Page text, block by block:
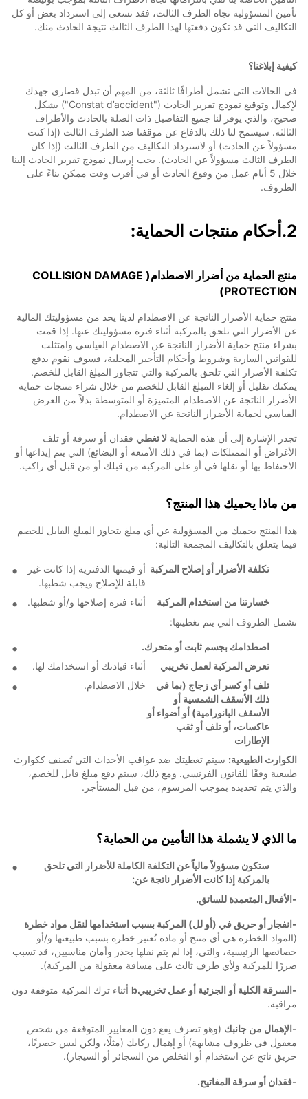
تأمين المسؤولية تجاه الطرف الثالث، فقد تسعى إلى استرداد بعض أو كل
التكاليف التي قد تكون دفعتها لهذا الطرف الثالث نتيجة الحادث منك.
كيفية إبلاغنا؟
في الحالات التي تشمل أطرافًا ثالثة، من المهم أن تبذل قصارى جهدك
لإكمال وتوقيع نموذج تقرير الحادث ("Constat d’accident") بشكل
صحيح، والذي يوفر لنا جميع التفاصيل ذات الصلة بالحادث والأطراف
الثالثة. سيسمح لنا ذلك بالدفاع عن موقفنا ضد الطرف الثالث (إذا كنت
مسؤولاً عن الحادث) أو لاسترداد التكاليف من الطرف الثالث (إذا كان
الطرف الثالث مسؤولاً عن الحادث). يجب إرسال نموذج تقرير الحادث إلينا
خلال 5 أيام عمل من وقوع الحادث أو في أقرب وقت ممكن بناءً على
الظروف.
2. أحكام منتجات الحماية:
منتج الحماية من أضرار الاصطدام( COLLISION DAMAGE
PROTECTION
)
منتج حماية الأضرار الناتجة عن الاصطدام لدينا يحد من مسؤوليتك المالية
عن الأضرار التي تلحق بالمركبة أثناء فترة مسؤوليتك عنها. إذا قمت
بشراء منتج حماية الأضرار الناتجة عن الاصطدام القياسي وامتثلت
للقوانين السارية وشروط وأحكام التأجير المحلية، فسوف نقوم بدفع
تكلفة الأضرار التي تلحق بالمركبة والتي تتجاوز المبلغ القابل للخصم.
يمكنك تقليل أو إلغاء المبلغ القابل للخصم من خلال شراء منتجات حماية
الأضرار الناتجة عن الاصطدام المتميزة أو المتوسطة بدلاً من العرض
القياسي لحماية الأضرار الناتجة عن الاصطدام.
تجدر الإشارة إلى أن هذه الحماية لا تغطي فقدان أو سرقة أو تلف
الأغراض أو الممتلكات (بما في ذلك الأمتعة أو البضائع) التي يتم إيداعها أو
الاحتفاظ بها أو نقلها في أو على المركبة من قبلك أو من قبل أي راكب.
من ماذا يحميك هذا المنتج؟
هذا المنتج يحميك من المسؤولية عن أي مبلغ يتجاوز المبلغ القابل للخصم
فيما يتعلق بالتكاليف المجمعة التالية:
تكلفة الأضرار أو إصلاح المركبة أو قيمتها الدفترية إذا كانت غير
قابلة للإصلاح ويجب شطبها.
خسارتنا من استخدام المركبة
أثناء فترة إصلاحها و/أو شطبها.
تشمل الظروف التي يتم تغطيتها:
اصطدامك بجسم ثابت أو متحرك.
تعرض المركبة لعمل تخريبي
أثناء قيادتك أو استخدامك لها.
تلف أو كسر أي زجاج (بما في
ذلك الأسقف الشمسية أو
الأسقف البانورامية) أو أضواء أو
عاكسات، أو تلف أو ثقب
الإطارات
خلال الاصطدام.
الكوارث الطبيعية: سيتم تغطيتك ضد عواقب الأحداث التي تُصنف ككوارث
طبيعية وفقًا للقانون الفرنسي. ومع ذلك، سيتم دفع مبلغ قابل للخصم،
والذي يتم تحديده بموجب المرسوم، من قبل المستأجر.
ما الذي لا يشملة هذا التأمين من الحماية؟
ستكون مسؤولاً مالياً عن التكلفة الكاملة للأضرار التي تلحق
بالمركبة إذا كانت الأضرار ناتجة عن:
-الأفعال المتعمدة للسائق.
-انفجار أو حريق في (أو لل) المركبة بسبب استخدامها لنقل مواد خطرة
(المواد الخطرة هي أي منتج أو مادة تُعتبر خطرة بسبب طبيعتها و/أو
خصائصها الرئيسية، والتي، إذا لم يتم نقلها بحذر وأمان مناسبين، قد تسبب
ضررًا للمركبة ولأي طرف ثالث على مسافة معقولة من المركبة).
-السرقة الكلية أو الجزئية أو عمل تخريبيb
أثناء ترك المركبة متوقفة دون
مراقبة.
-الإهمال من جانبك (وهو تصرف يقع دون المعايير المتوقعة من شخص
معقول في ظروف مشابهة) أو إهمال ركابك (مثلًا، ولكن ليس حصريًا،
حريق ناتج عن استخدام أو التخلص من السجائر أو السيجار).
-فقدان أو سرقة المفاتيح.